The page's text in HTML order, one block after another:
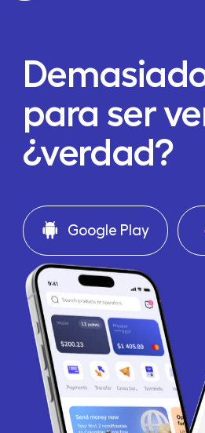
para ser
¿verdad?
Google Play